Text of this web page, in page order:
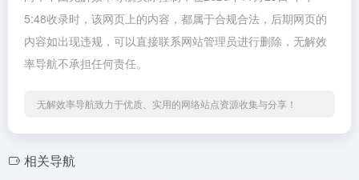
5:48收录时，该网页上的内容，都属于合规合法，后期网页的
内容如出现违规，可以直接联系网站管理员进行删除，无解效
率导航不承担任何责任。
无解效率导航致力于优质、实用的网络站点资源收集与分享！
相关导航